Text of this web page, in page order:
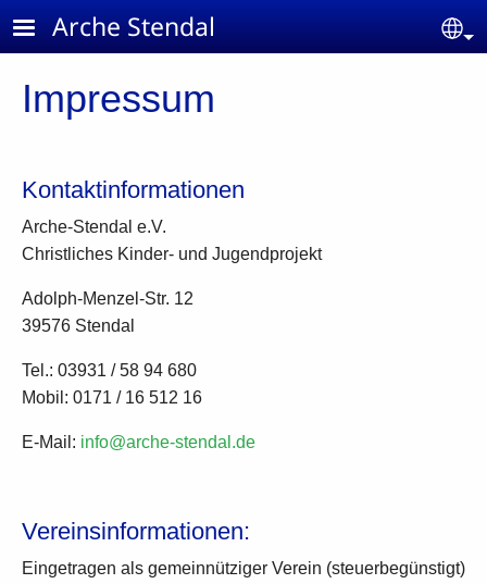
Skip to main content
Arche Stendal
Impressum
Kontaktinformationen
Arche-Stendal e.V.
Christliches Kinder- und Jugendprojekt
Adolph-Menzel-Str. 12
39576 Stendal
Tel.: 03931 / 58 94 680
Mobil: 0171 / 16 512 16
E-Mail: info@arche-stendal.de
Vereinsinformationen:
Eingetragen als gemeinnütziger Verein (steuerbegünstigt)